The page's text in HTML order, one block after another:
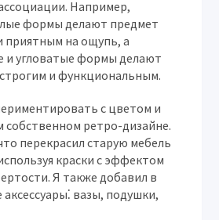
Например,
формы делают предмет
приятным на ощупь, а
и угловатые формы делают
и функциональным.
с цветом и
ретро-дизайне.
перекрасил старую мебель
краски с эффектом
Я также добавил в
вазы, подушки,